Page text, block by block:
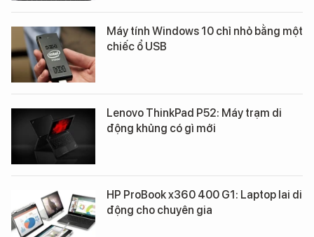
Máy tính Windows 10 chỉ nhỏ bằng một
chiếc ổ USB
​Lenovo ThinkPad P52: Máy trạm di
động khủng có gì mới
HP ProBook x360 400 G1: Laptop lai di
động cho chuyên gia